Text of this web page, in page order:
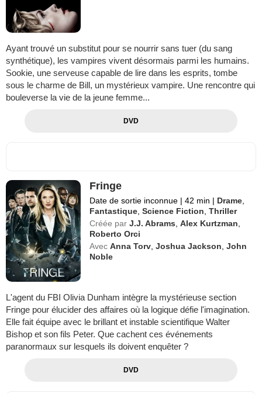
Ayant trouvé un substitut pour se nourrir sans tuer (du sang
synthétique), les vampires vivent désormais parmi les humains.
Sookie, une serveuse capable de lire dans les esprits, tombe
sous le charme de Bill, un mystérieux vampire. Une rencontre qui
bouleverse la vie de la jeune femme...
DVD
Fringe
Date de sortie inconnue | 42 min | Drame
Fantastique ,Science Fiction ,Thriller
Créée par J.J. Abrams ,Alex Kurtzman
Roberto Orci
Avec Anna Torv ,Joshua Jackson ,John
Noble
L'agent du FBI Olivia Dunham intègre la mystérieuse section
Fringe pour élucider des affaires où la logique défie l'imagination.
Elle fait équipe avec le brillant et instable scientifique Walter
Bishop et son fils Peter. Que cachent ces événements
paranormaux sur lesquels ils doivent enquêter ?
DVD